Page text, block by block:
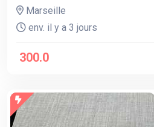
Marseille
env. il y a 3 jours
300.0